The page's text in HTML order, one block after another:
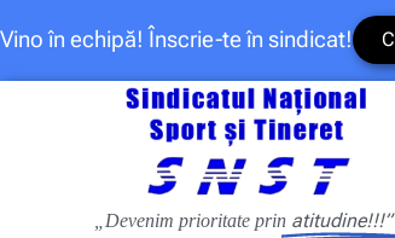
Vino în echipă! Înscrie-te în sindicat!
„Devenim prioritate prin atitudine!!!”